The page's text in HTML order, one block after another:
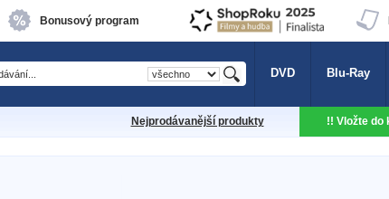
Bonusový program
DVD Blu-Ray
Nejprodávanější produkty !! Vložte do